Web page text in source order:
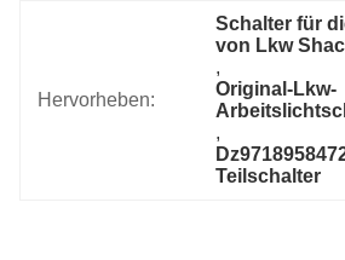
Hervorheben:
Schalter für
von Lkw
,
Original-Lkw-
,
Teilschalter